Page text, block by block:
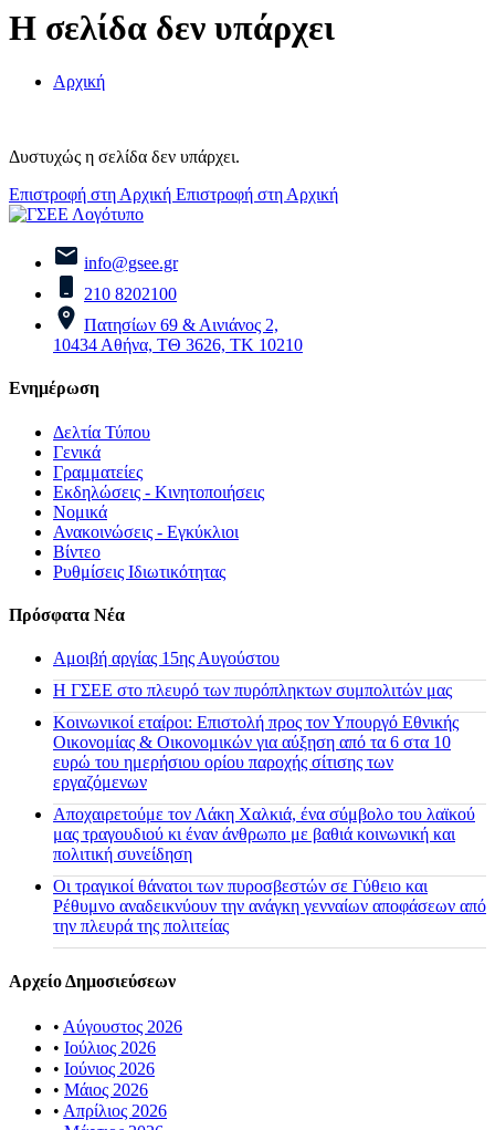
Η σελίδα δεν υπάρχει
Αρχική
Δυστυχώς η σελίδα δεν υπάρχει.
Επιστροφή στη Αρχική Επιστροφή στη Αρχική
info@gsee.gr
210 8202100
Πατησίων 69 & Αινιάνος 2,
10434 Αθήνα, ΤΘ 3626, ΤΚ 10210
Ενημέρωση
Δελτία Τύπου
Γενικά
Γραμματείες
Εκδηλώσεις - Κινητοποιήσεις
Νομικά
Ανακοινώσεις - Εγκύκλιοι
Βίντεο
Ρυθμίσεις Ιδιωτικότητας
Πρόσφατα Νέα
Αμοιβή αργίας 15ης Αυγούστου
H ΓΣΕΕ στο πλευρό των πυρόπληκτων συμπολιτών μας
Κοινωνικοί εταίροι: Επιστολή προς τον Υπουργό Εθνικής
Οικονομίας & Οικονομικών για αύξηση από τα 6 στα 10
ευρώ του ημερήσιου ορίου παροχής σίτισης των
εργαζόμενων
Αποχαιρετούμε τον Λάκη Χαλκιά, ένα σύμβολο του λαϊκού
μας τραγουδιού κι έναν άνθρωπο με βαθιά κοινωνική και
πολιτική συνείδηση
Οι τραγικοί θάνατοι των πυροσβεστών σε Γύθειο και
Ρέθυμνο αναδεικνύουν την ανάγκη γενναίων αποφάσεων από
την πλευρά της πολιτείας
Αρχείο Δημοσιεύσεων
• Αύγουστος 2026
• Ιούλιος 2026
• Ιούνιος 2026
• Μάιος 2026
• Απρίλιος 2026